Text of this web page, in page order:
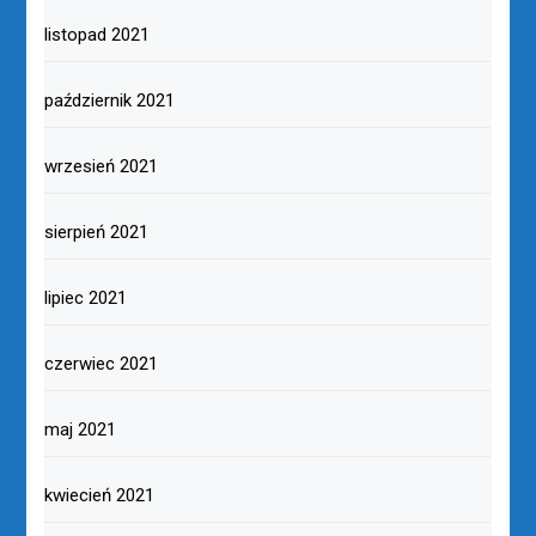
listopad 2021
październik 2021
wrzesień 2021
sierpień 2021
lipiec 2021
czerwiec 2021
maj 2021
kwiecień 2021